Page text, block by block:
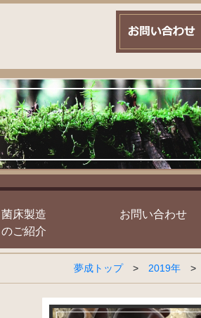
菌床製造
のご紹介
お問い合わせ
夢成トップ> 2019年 >